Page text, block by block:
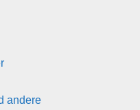
andere